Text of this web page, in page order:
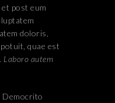
post eum
doloris,
quae est
Laboro autem
Democrito